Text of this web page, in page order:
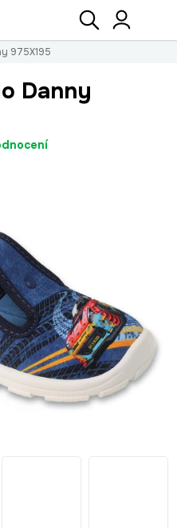
Hledat
975X195
Danny